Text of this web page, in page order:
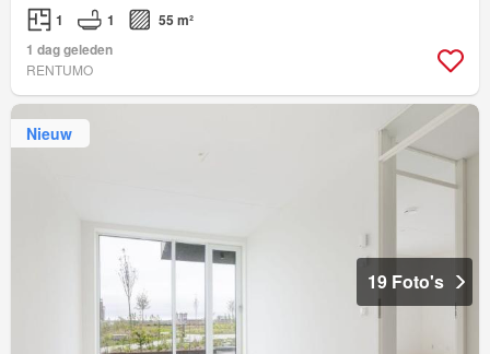
1 1
55 m²
1 dag geleden
RENTUMO
Nieuw
19 Foto's